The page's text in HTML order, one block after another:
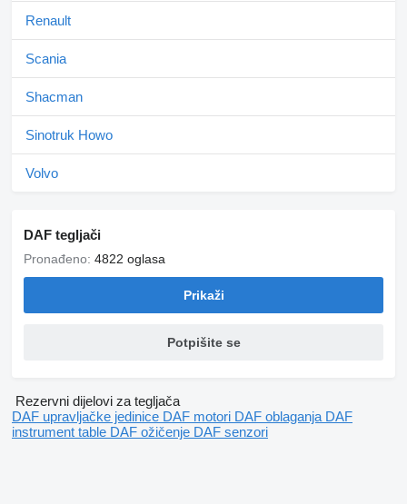
Renault
Scania
Shacman
Sinotruk Howo
Volvo
DAF tegljači
Pronađeno: 4822 oglasa
Prikaži
Potpišite se
Rezervni dijelovi za tegljača
DAF upravljačke jedinice DAF motori DAF oblaganja DAF
instrument table DAF ožičenje DAF senzori